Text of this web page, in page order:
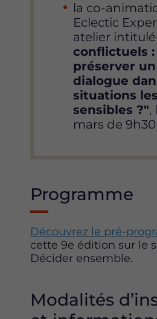
la co-
Eclectic
atelier intitulé
conflictuels
préserver
dialogue
situations
sensibles ?",
mars de 9h30
Programme
Découvrez le pré-
cette 9e édition sur le
Décider ensemble.
Modalités